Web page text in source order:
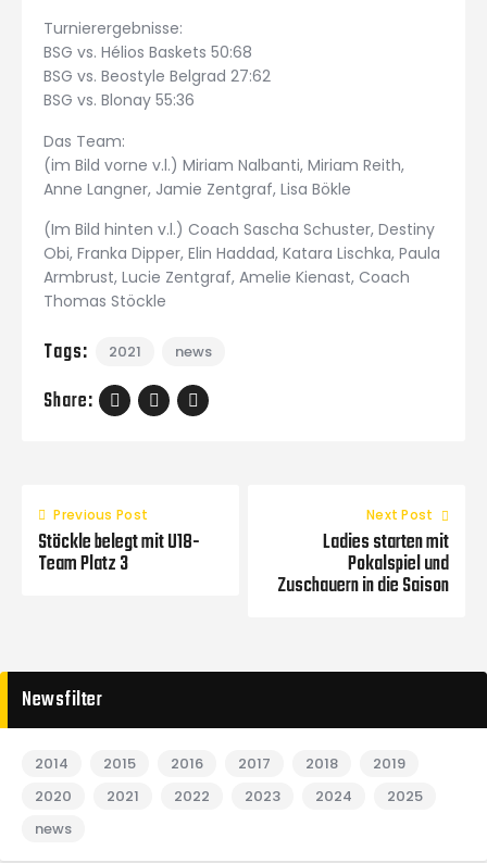
Turnierergebnisse:
BSG vs. Hélios Baskets 50:68
BSG vs. Beostyle Belgrad 27:62
BSG vs. Blonay 55:36
Das Team:
(im Bild vorne v.l.) Miriam Nalbanti, Miriam Reith,
Anne Langner, Jamie Zentgraf, Lisa Bökle
(Im Bild hinten v.l.) Coach Sascha Schuster, Destiny
Obi, Franka Dipper, Elin Haddad, Katara Lischka, Paula
Armbrust, Lucie Zentgraf, Amelie Kienast, Coach
Thomas Stöckle
Tags: 2021 news
Share:
Previous Post
Stöckle belegt mit U18-
Team Platz 3
Next Post
Ladies starten mit
Pokalspiel und
Zuschauern in die Saison
Newsfilter
2014 2015 2016 2017 2018
2019
2020
2021 2022 2023 2024
2025
news